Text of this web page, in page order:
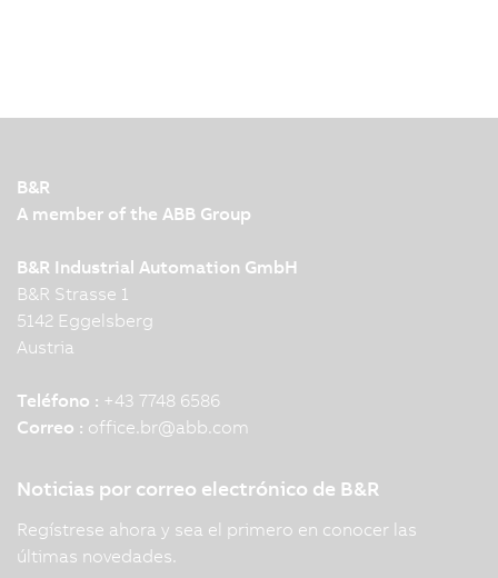
B&R
A member of the ABB Group
B&R Industrial Automation GmbH
B&R Strasse 1
5142 Eggelsberg
Austria
Teléfono : +43 7748 6586
Correo : office.br@abb.com
Noticias por correo electrónico de B&R
Regístrese ahora y sea el primero en conocer las
últimas novedades.